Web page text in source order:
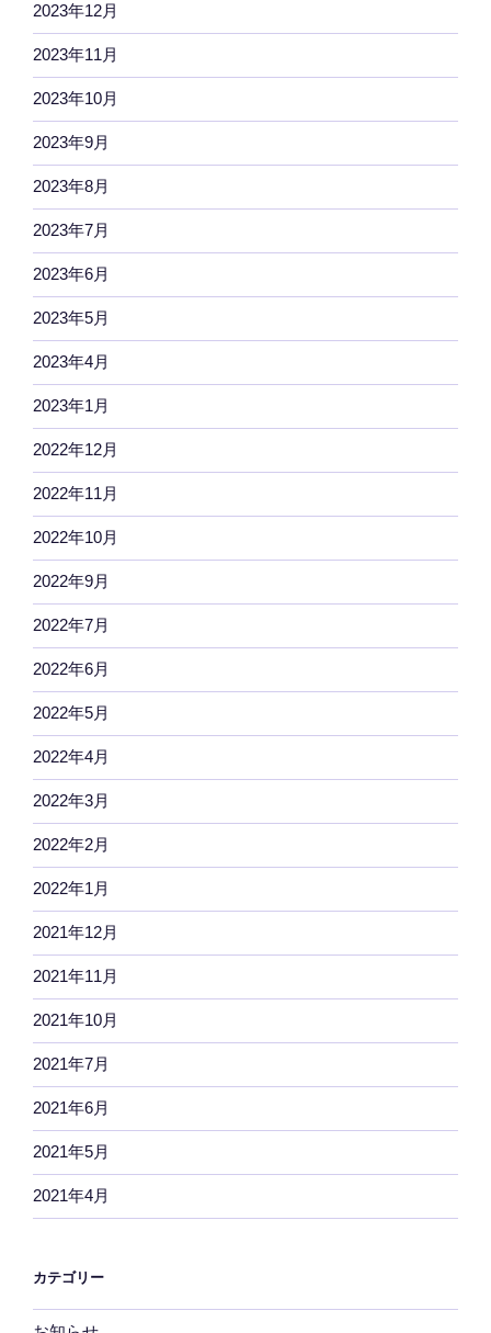
2023年12月
2023年11月
2023年10月
2023年9月
2023年8月
2023年7月
2023年6月
2023年5月
2023年4月
2023年1月
2022年12月
2022年11月
2022年10月
2022年9月
2022年7月
2022年6月
2022年5月
2022年4月
2022年3月
2022年2月
2022年1月
2021年12月
2021年11月
2021年10月
2021年7月
2021年6月
2021年5月
2021年4月
カテゴリー